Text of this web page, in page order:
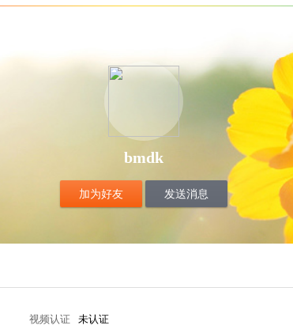
bmdk
加为好友 发送消息
视频认证 未认证